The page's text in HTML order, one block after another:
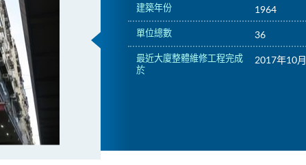
建築年份 1964
單位總數 36
最近大廈整體維修工程完成
於
2017年10月